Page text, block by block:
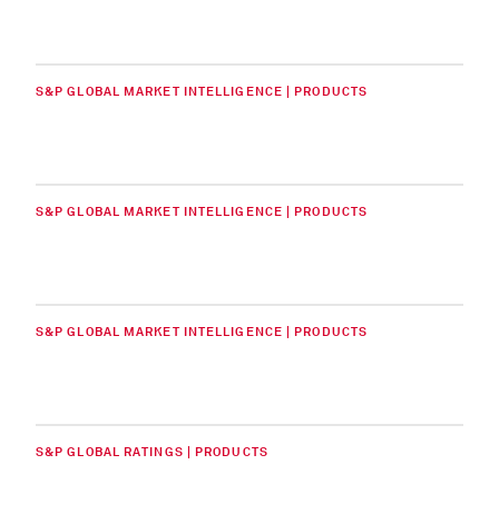
S&P GLOBAL MARKET INTELLIGENCE | PRODUCTS
S&P GLOBAL MARKET INTELLIGENCE | PRODUCTS
S&P GLOBAL MARKET INTELLIGENCE | PRODUCTS
S&P GLOBAL RATINGS | PRODUCTS